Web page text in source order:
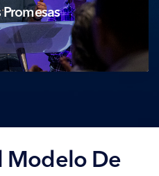
Promesas
Modelo De